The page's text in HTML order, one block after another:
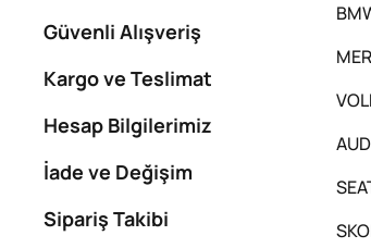
Güvenli Alışveriş
Kargo ve Teslimat
Hesap Bilgilerimiz
İade ve Değişim
Sipariş Takibi